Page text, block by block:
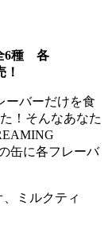
6種 各
ーバーだけを食
！そんなあなた
缶に各フレーバ
ミルクティ